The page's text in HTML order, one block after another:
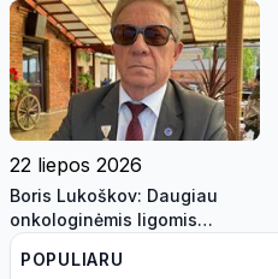
22 liepos 2026
Boris Lukoškov: Daugiau
onkologinėmis ligomis
sergančių gyventojų galės
gauti savivaldybės
POPULIARU